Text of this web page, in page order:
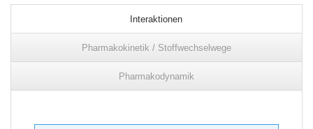
Interaktionen
Pharmakokinetik / Stoffwechselwege
Pharmakodynamik